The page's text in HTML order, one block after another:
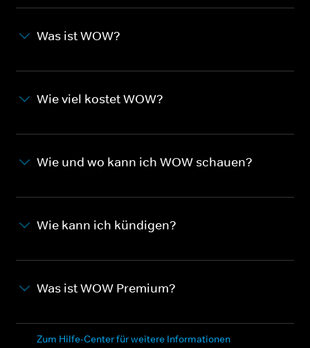
Was ist WOW?
Wie viel kostet WOW?
Wie und wo kann ich WOW schauen?
Wie kann ich kündigen?
Was ist WOW Premium?
Zum Hilfe-Center für weitere Informationen